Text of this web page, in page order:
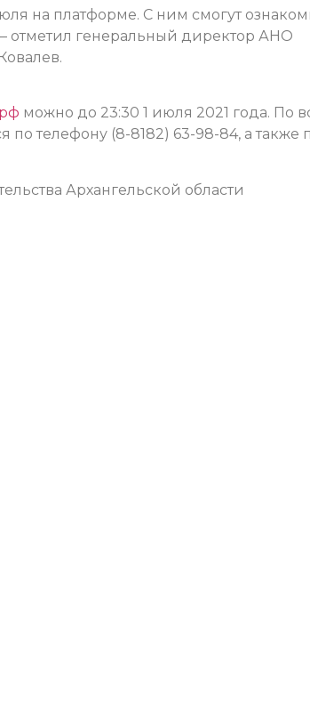
на платформе. С ним смогут
отметил генеральный директор АНО
можно до 23:30 1 июля 2021 года. По
телефону (8-8182) 63-98-84, а также
Архангельской области